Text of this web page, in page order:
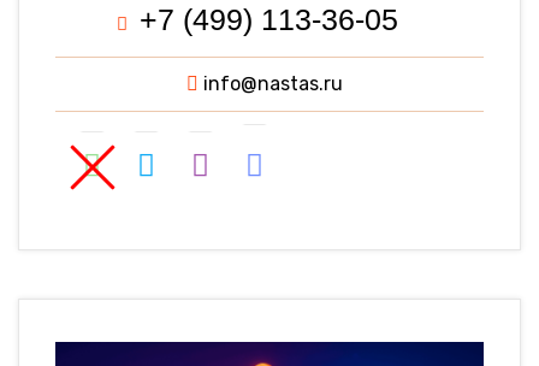
+7 (499) 113-36-05
info@nastas.ru